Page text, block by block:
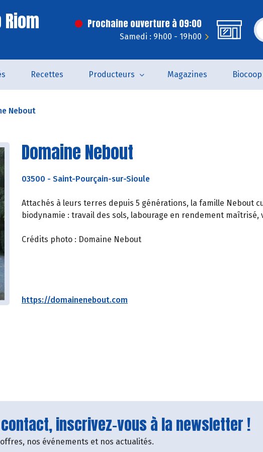
Prochaine ouverture à 09:00
Samedi : 9h00 - 19h00
Recettes Producteurs Magazines Biocoop
Nebout
Domaine Nebout
03500 - Saint-Pourçain-sur-Sioule
Attachés à leurs terres depuis 5 générations, la famille Nebout
biodynamie : travail des sols, labourage en rendement
Crédits photo : Domaine Nebout
https://domainenebout.com
inscrivez-vous à la newsletter !
nos événements et nos actualités.